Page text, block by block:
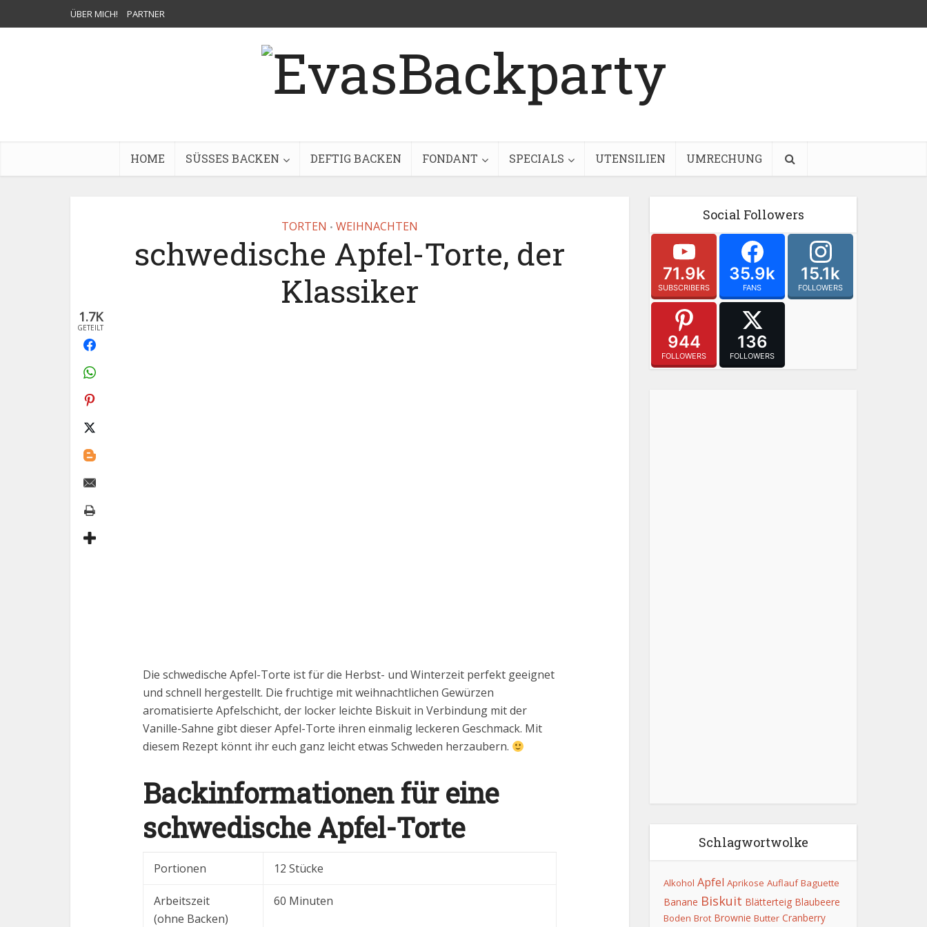
ÜBER MICH! PARTNER
HOME SÜSSES BACKEN DEFTIG BACKEN FONDANT SPECIALS UTENSILIEN UMRECHUNG
TORTEN • WEIHNACHTEN
schwedische Apfel-Torte, der
Klassiker
1.7K
GETEILT
Die schwedische Apfel-Torte ist für die Herbst- und Winterzeit perfekt geeignet
und schnell hergestellt. Die fruchtige mit weihnachtlichen Gewürzen
aromatisierte Apfelschicht, der locker leichte Biskuit in Verbindung mit der
Vanille-Sahne gibt dieser Apfel-Torte ihren einmalig leckeren Geschmack. Mit
diesem Rezept könnt ihr euch ganz leicht etwas Schweden herzaubern.
Backinformationen für eine
schwedische Apfel-Torte
Portionen 12 Stücke
Arbeitszeit
(ohne Backen)
60 Minuten
Social Followers
71.9k
SUBSCRIBERS
35.9k
FANS
15.1k
FOLLOWERS
944
FOLLOWERS
136
FOLLOWERS
Schlagwortwolke
Alkohol Apfel Aprikose Auflauf Baguette
Banane Biskuit Blätterteig Blaubeere
Boden Brot Brownie Butter Cranberry